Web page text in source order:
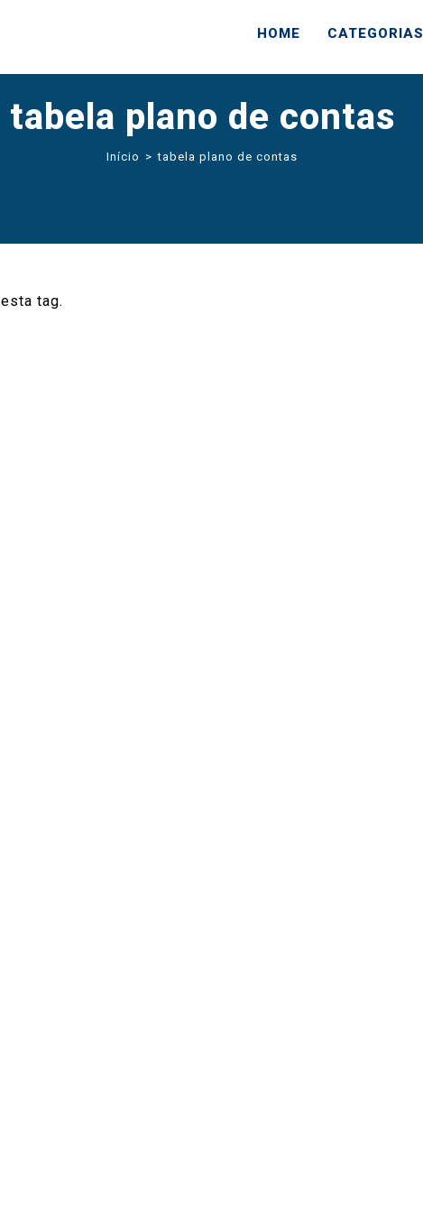
HOME CATEGORIAS
tabela plano de contas
Início > tabela plano de contas
tag.